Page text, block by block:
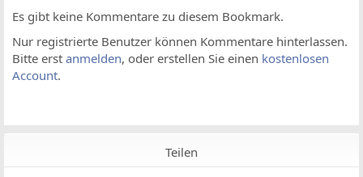
Es gibt keine Kommentare zu diesem Bookmark.
Nur registrierte Benutzer können Kommentare hinterlassen.
Bitte erst anmelden, oder erstellen Sie einen kostenlosen
Account.
Teilen